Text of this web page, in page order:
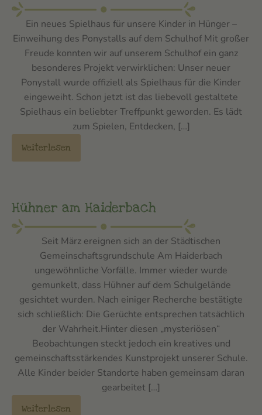
Ein neues Spielhaus für unsere Kinder in Hünger –
Einweihung des Ponystalls auf dem Schulhof Mit großer
Freude konnten wir auf unserem Schulhof ein ganz
besonderes Projekt verwirklichen: Unser neuer
Ponystall wurde offiziell als Spielhaus für die Kinder
eingeweiht. Schon jetzt ist das liebevoll gestaltete
Spielhaus ein beliebter Treffpunkt geworden. Es lädt
zum Spielen, Entdecken, […]
Weiterlesen
Hühner am Haiderbach
Seit März ereignen sich an der Städtischen
Gemeinschaftsgrundschule Am Haiderbach
ungewöhnliche Vorfälle. Immer wieder wurde
gemunkelt, dass Hühner auf dem Schulgelände
gesichtet wurden. Nach einiger Recherche bestätigte
sich schließlich: Die Gerüchte entsprechen tatsächlich
der Wahrheit.Hinter diesen „mysteriösen“
Beobachtungen steckt jedoch ein kreatives und
gemeinschaftsstärkendes Kunstprojekt unserer Schule.
Alle Kinder beider Standorte haben gemeinsam daran
gearbeitet […]
Weiterlesen